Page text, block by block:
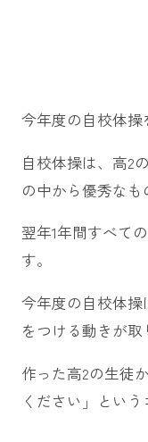
今年度の自校体操
自校体操は、高2
の中から優秀なも
翌年1年間すべて
す。
今年度の自校体
をつける動きが取
作った高2の生徒
ください」という